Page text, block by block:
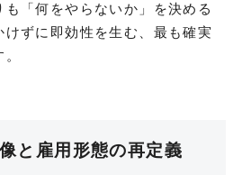
も「何をやらないか」を決める
けずに即効性を生む、最も確実
と雇用形態の再定義